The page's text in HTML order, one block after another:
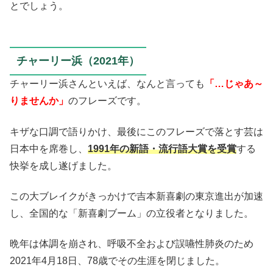
とでしょう。
チャーリー浜（2021年）
チャーリー浜さんといえば、なんと言っても
「…じゃあ～
りませんか」 のフレーズです。
キザな口調で語りかけ、最後にこのフレーズで落とす芸は
日本中を席巻し、 1991年の新語・流行語大賞を受賞する
快挙を成し遂げました。
この大ブレイクがきっかけで吉本新喜劇の東京進出が加速
し、全国的な「新喜劇ブーム」の立役者となりました。
晩年は体調を崩され、呼吸不全および誤嚥性肺炎のため
2021年4月18日、78歳でその生涯を閉じました。